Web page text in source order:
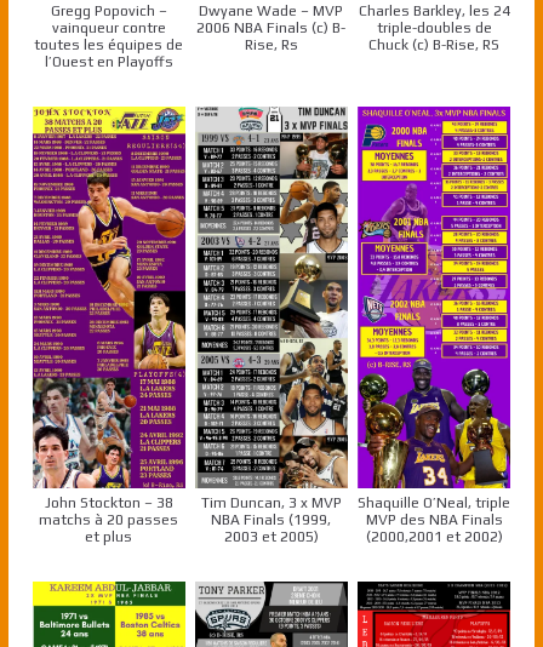
Gregg Popovich –
vainqueur contre
toutes les équipes de
l’Ouest en Playoffs
Dwyane Wade – MVP
2006 NBA Finals (c) B-
Rise, Rs
Charles Barkley, les 24
triple-doubles de
Chuck (c) B-Rise, RS
John Stockton – 38
matchs à 20 passes
et plus
Tim Duncan, 3 x MVP
NBA Finals (1999,
2003 et 2005)
Shaquille O’Neal, triple
MVP des NBA Finals
(2000,2001 et 2002)